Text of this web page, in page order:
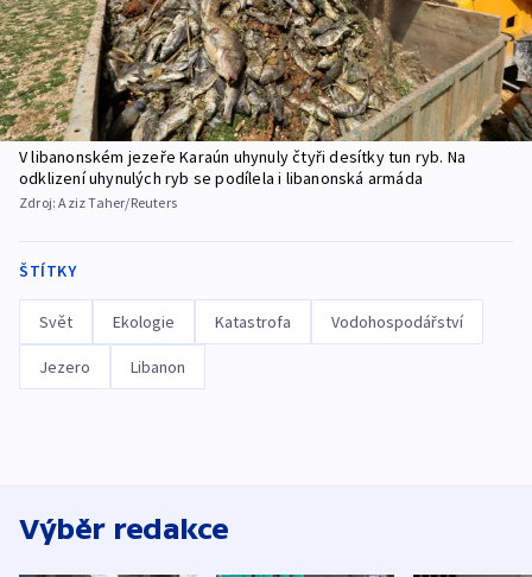
V libanonském jezeře Karaún uhynuly čtyři desítky tun ryb. Na
odklizení uhynulých ryb se podílela i libanonská armáda
Zdroj:Aziz Taher/Reuters
ŠTÍTKY
Svět Ekologie Katastrofa Vodohospodářství
Jezero Libanon
Výběr redakce